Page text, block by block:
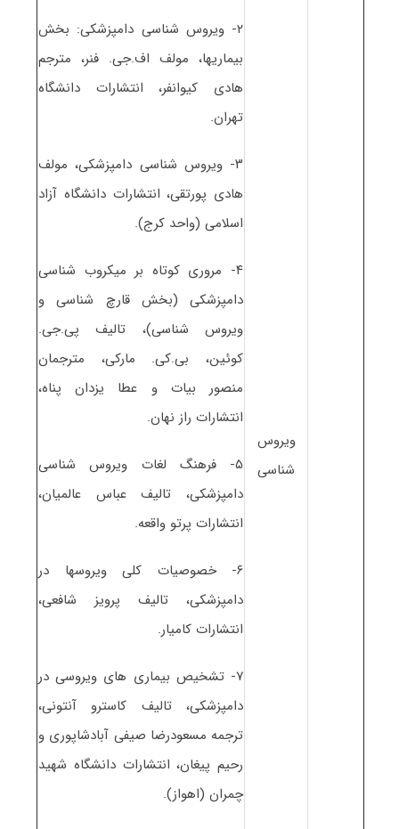
ویروس
شناسی
۲- ویروس شناسی دامپزشکی: بخش
بیماریها، مولف اف.جی. فنر، مترجم
هادی کیوانفر، انتشارات دانشگاه
تهران.
۳- ویروس شناسی دامپزشکی، مولف
هادی پورتقی، انتشارات دانشگاه آزاد
اسلامی (واحد کرج).
۴- مروری کوتاه بر میکروب شناسی
دامپزشکی (بخش قارچ شناسی و
ویروس شناسی)، تالیف پی.جی.
کوئین، بی.کی. مارکی، مترجمان
منصور بیات و عطا یزدان پناه،
انتشارات راز نهان.
۵- فرهنگ لغات ویروس شناسی
دامپزشکی، تالیف عباس عالمیان،
انتشارات پرتو واقعه.
۶- خصوصیات کلی ویروسها در
دامپزشکی، تالیف پرویز شافعی،
انتشارات کامیار.
۷- تشخیص بیماری های ویروسی در
دامپزشکی، تالیف کاسترو آنتونی،
ترجمه مسعودرضا صیفی آبادشاپوری و
رحیم پیغان، انتشارات دانشگاه شهید
چمران (اهواز).